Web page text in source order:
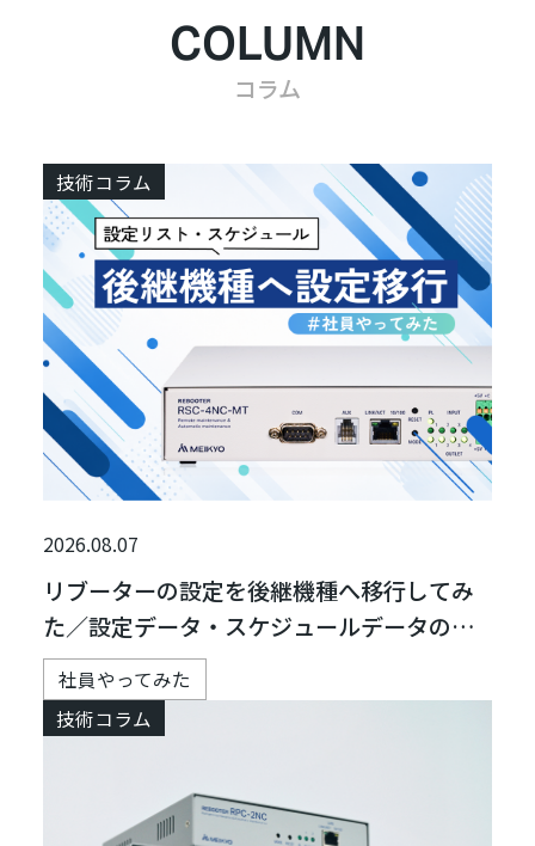
COLUMN
コラム
技術コラム
2026.08.07
リブーターの設定を後継機種へ移行してみ
た／設定データ・スケジュールデータの移
行方法
社員やってみた
技術コラム